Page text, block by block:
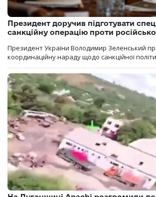
Президент доручив підготувати
санкційну операцію проти
Президент України Володимир Зеленський
координаційну нараду щодо санкційної